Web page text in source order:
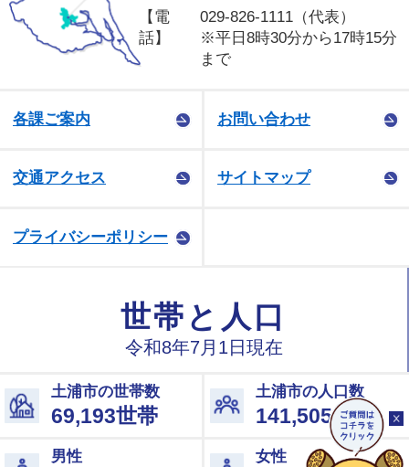
【電
話】
029-826-1111（代表）
※平日8時30分から17時15分
まで
各課ご案内 お問い合わせ
交通アクセス サイトマップ
プライバシーポリシー